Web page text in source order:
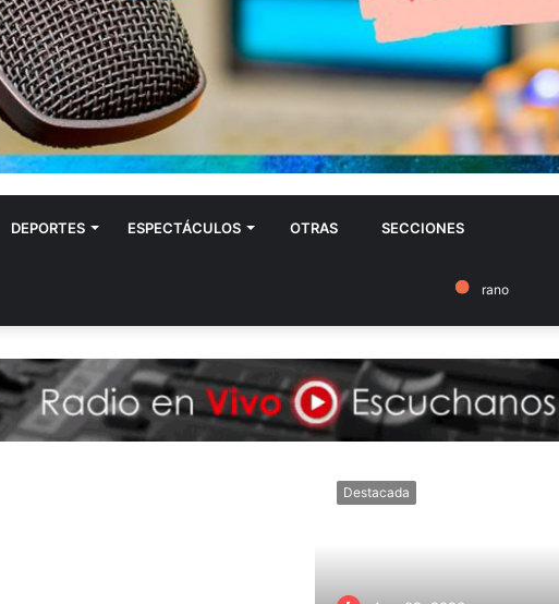
DEPORTES ESPECTÁCULOS OTRAS SECCIONES
Destacada